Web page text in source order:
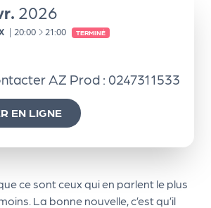
2026
| 20:00 À
21:00 TERMINÉ
AZ Prod : 0247311533
EN LIGNE
ce sont ceux qui en parlent le plus
La bonne nouvelle, c’est qu’il